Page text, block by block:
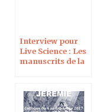
Interview pour
Live Science : Les
manuscrits de la
sont-ils des faux ?